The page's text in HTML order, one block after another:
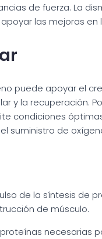
de fuerza. La
las mejoras en
puede apoyar el
y la recuperación.
condiciones
suministro de
de la síntesis de
de músculo.
necesarias